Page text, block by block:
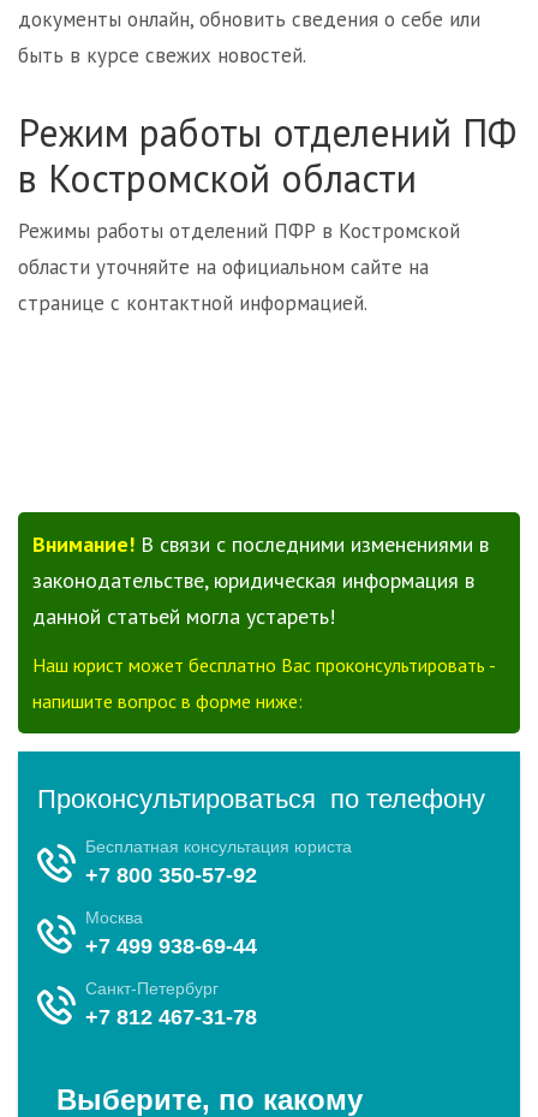
документы онлайн, обновить сведения о себе или
быть в курсе свежих новостей.
Режим работы отделений ПФ
в Костромской области
Режимы работы отделений ПФР в Костромской
области уточняйте на официальном сайте на
странице с контактной информацией.
Внимание! В связи с последними изменениями в
законодательстве, юридическая информация в
данной статьей могла устареть!
Наш юрист может бесплатно Вас проконсультировать -
напишите вопрос в форме ниже: